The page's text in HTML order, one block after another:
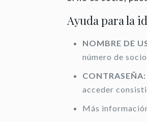
Ayuda para la
NOMBRE DE
número de
CONTRASEÑA:
acceder
Más